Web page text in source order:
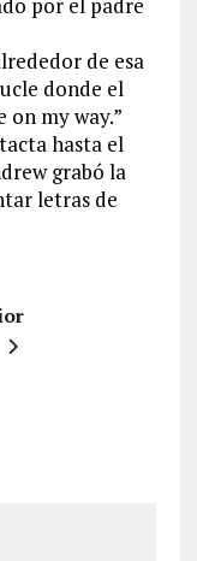
por el padre
de esa
donde el
on my way.”
hasta el
grabó la
letras de